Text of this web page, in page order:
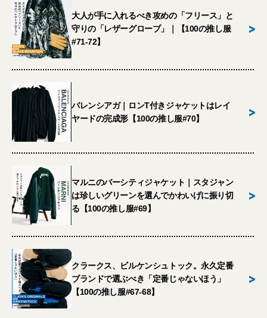
大人が手に入れるべき攻めの「フリース」と
守りの「レザーグローブ」｜【100の推し服
#71-72】
>
バレンシアガ｜ロンT付きジャケットはレイ
ヤードの完成形【100の推し服#70】
>
マルニのバーシティジャケット｜スタジャン
は珍しいグリーンを選んでかわいげに振り切
る【100の推し服#69】
>
クラークス、ビルケンシュトック。永久定番
ブランドで選ぶべき「定番じゃないほう」
【100の推し服#67-68】
>